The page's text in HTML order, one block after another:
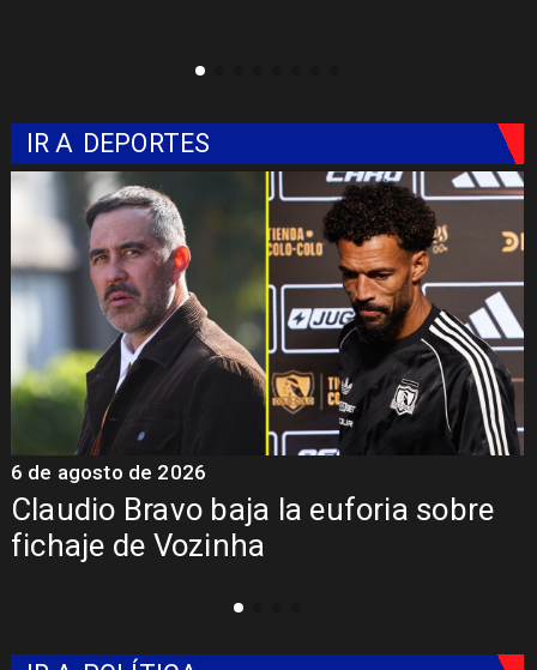
IR A DEPORTES
Bravo baja la euforia sobre
de Vozinha
de agosto de 2026